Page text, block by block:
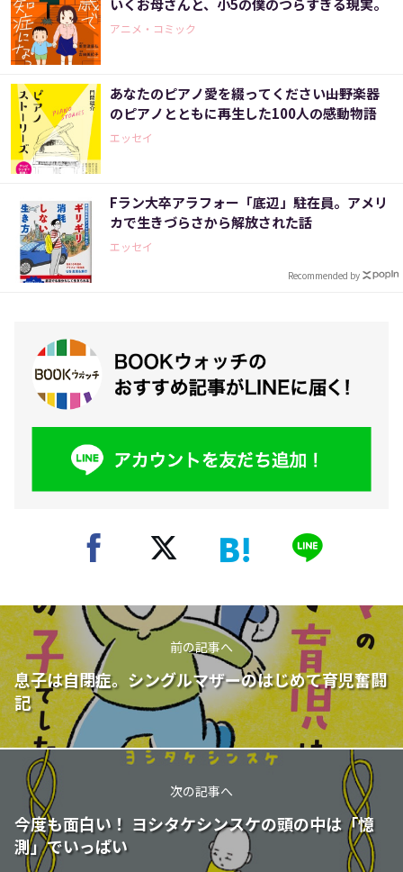
いくお母さんと、小5の僕のつらすぎる現実。
アニメ・コミック
あなたのピアノ愛を綴ってください――山野楽器
のピアノとともに再生した100人の感動物語
エッセイ
Fラン大卒アラフォー「底辺」駐在員。アメリ
カで生きづらさから解放された話
エッセイ
Recommended by
前の記事へ
息子は自閉症。シングルマザーのはじめて育児奮闘
記
次の記事へ
今度も面白い！ ヨシタケシンスケの頭の中は「憶
測」でいっぱい